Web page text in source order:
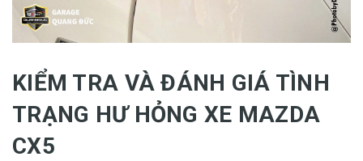
KIỂM TRA VÀ ĐÁNH GIÁ TÌNH
TRẠNG HƯ HỎNG XE MAZDA
CX5